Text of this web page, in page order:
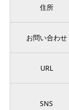
住所
お問い合わせ
URL
SNS